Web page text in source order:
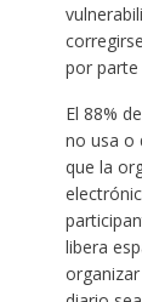
por parte
El 88%
no usa o
que la
libera